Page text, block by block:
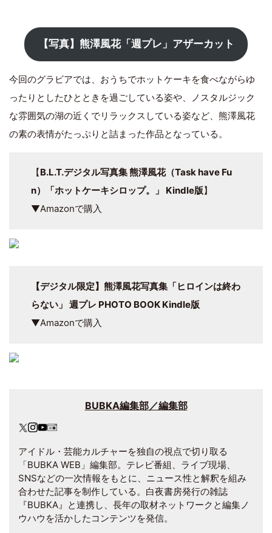
【写真】熊澤風花「週プレ」アザーカット
今回のグラビアでは、おうちでホットケーキを食べながらゆ
ったりとしたひとときを過ごしている姿や、ノスタルジック
な雰囲気の湖の近くでリラックスしている姿など、熊澤風花
の素の表情がたっぷりと詰まった作品となっている。
【B.L.T.デジタル写真集 熊澤風花（Task have Fu
n）「ホットケーキシロップ。」 Kindle版】
▼Amazonで購入
【デジタル限定】熊澤風花写真集「ヒロインは終わ
らない」 週プレ PHOTO BOOK Kindle版
▼Amazonで購入
BUBKA編集部／編集部
アイドル・芸能カルチャーを独自の視点で切り取る
「BUBKA WEB」編集部。テレビ番組、ライブ現場、
SNSなどの一次情報をもとに、ニュース性と解釈を組み
合わせた記事を制作している。白夜書房発行の雑誌
『BUBKA』と連携し、長年の取材ネットワークと編集ノ
ウハウを活かしたコンテンツを発信。